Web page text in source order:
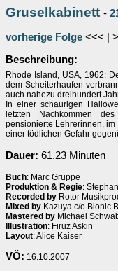
Gruselkabinett -
vorherige Folge <<< |
Beschreibung:
Rhode Island, USA, 1962:
dem Scheiterhaufen
auch nahezu dreihundert
In einer schaurigen
letzten Nachkommen
pensionierte Lehrerinnen,
einer tödlichen Gefahr
Dauer: 61.23 Minuten
Buch: Marc Gruppe
Produktion & Regie:
Recorded by Rotor
Mixed by Kazuya c/o Bionic
Mastered by Michael
Illustration: Firuz Askin
Layout: Alice Kaiser
VÖ: 16.10.2007